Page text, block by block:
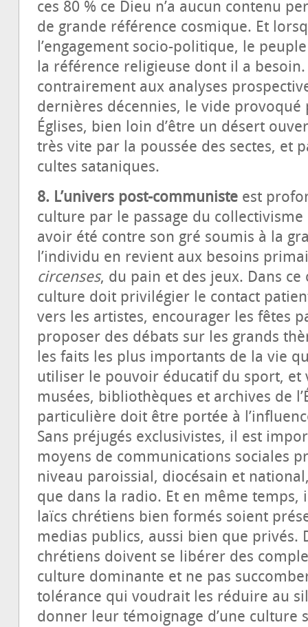
ces 80 % ce Dieu n’a aucun contenu
de grande référence cosmique. Et
l’engagement socio-politique, le
la référence religieuse dont il a
contrairement aux analyses
dernières décennies, le vide
Églises, bien loin d’être un désert
très vite par la poussée des sectes, et
cultes sataniques.
8. L’univers post-communiste est
culture par le passage du
avoir été contre son gré soumis à la
l’individu en revient aux besoins
circenses, du pain et des jeux. Dans
culture doit privilégier le contact
vers les artistes, encourager les fêtes
proposer des débats sur les grands
les faits les plus importants de la vie
utiliser le pouvoir éducatif du sport, et
musées, bibliothèques et archives de
particulière doit être portée à
Sans préjugés exclusivistes, il est
moyens de communications sociales
niveau paroissial, diocésain et
que dans la radio. Et en même temps,
laïcs chrétiens bien formés soient
medias publics, aussi bien que privés.
chrétiens doivent se libérer des
culture dominante et ne pas
tolérance qui voudrait les réduire au
donner leur témoignage d’une culture